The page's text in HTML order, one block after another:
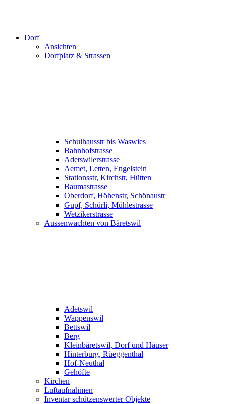
Dorf
Ansichten
Dorfplatz & Strassen
Schulhausstr bis Waswies
Bahnhofstrasse
Adetswilerstrasse
Aemet, Letten, Engelstein
Stationsstr, Kirchstr, Hütten
Baumastrasse
Oberdorf, Höhenstr, Schönaustr
Gupf, Schürli, Mühlestrasse
Wetzikerstrasse
Aussenwachten von Bäretswil
Adetswil
Wappenswil
Bettswil
Berg
Kleinbäretswil, Dorf und Häuser
Hinterburg, Rüeggenthal
Hof-Neuthal
Gehöfte
Kirchen
Luftaufnahmen
Inventar schützenswerter Objekte